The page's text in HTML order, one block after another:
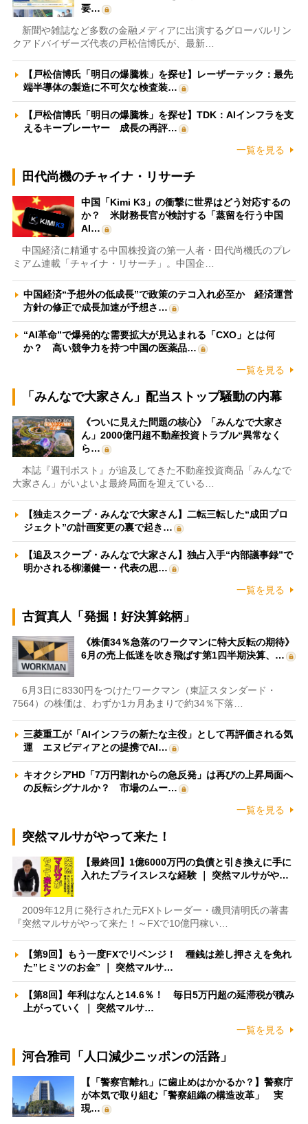
要…
新聞や雑誌など多数の金融メディアに出演するグローバルリン
クアドバイザーズ代表の戸松信博氏が、最新…
【戸松信博氏「明日の爆騰株」を探せ】レーザーテック：最先
端半導体の製造に不可欠な検査装…
【戸松信博氏「明日の爆騰株」を探せ】TDK：AIインフラを支
えるキープレーヤー 成長の再評…
一覧を見る
田代尚機のチャイナ・リサーチ
中国「Kimi K3」の衝撃に世界はどう対応するの
か？ 米財務長官が検討する「蒸留を行う中国
AI…
中国経済に精通する中国株投資の第一人者・田代尚機氏のプレ
ミアム連載「チャイナ・リサーチ」。中国企…
中国経済“予想外の低成長”で政策のテコ入れ必至か 経済運営
方針の修正で成長加速が予想さ…
“AI革命”で爆発的な需要拡大が見込まれる「CXO」とは何
か？ 高い競争力を持つ中国の医薬品…
一覧を見る
「みんなで大家さん」配当ストップ騒動の内幕
《ついに見えた問題の核心》「みんなで大家さ
ん」2000億円超不動産投資トラブル“異常なく
ら…
本誌『週刊ポスト』が追及してきた不動産投資商品「みんなで
大家さん」がいよいよ最終局面を迎えている…
【独走スクープ・みんなで大家さん】二転三転した“成田プロ
ジェクト”の計画変更の裏で起き…
【追及スクープ・みんなで大家さん】独占入手“内部議事録”で
明かされる柳瀬健一・代表の思…
一覧を見る
古賀真人「発掘！好決算銘柄」
《株価34％急落のワークマンに特大反転の期待》
6月の売上低迷を吹き飛ばす第1四半期決算、…
6月3日に8330円をつけたワークマン（東証スタンダード・
7564）の株価は、わずか1カ月あまりで約34％下落…
三菱重工が「AIインフラの新たな主役」として再評価される気
運 エヌビディアとの提携でAI…
キオクシアHD「7万円割れからの急反発」は再びの上昇局面へ
の反転シグナルか？ 市場のムー…
一覧を見る
突然マルサがやって来た！
【最終回】1億6000万円の負債と引き換えに手に
入れたプライスレスな経験 ｜ 突然マルサがや…
2009年12月に発行された元FXトレーダー・磯貝清明氏の著書
『突然マルサがやって来た！～FXで10億円稼い…
【第9回】もう一度FXでリベンジ！ 種銭は差し押さえを免れ
た”ヒミツのお金” ｜ 突然マルサ…
【第8回】年利はなんと14.6％！ 毎日5万円超の延滞税が積み
上がっていく ｜ 突然マルサ…
一覧を見る
河合雅司「人口減少ニッポンの活路」
【「警察官離れ」に歯止めはかかるか？】警察庁
が本気で取り組む「警察組織の構造改革」 実
現…